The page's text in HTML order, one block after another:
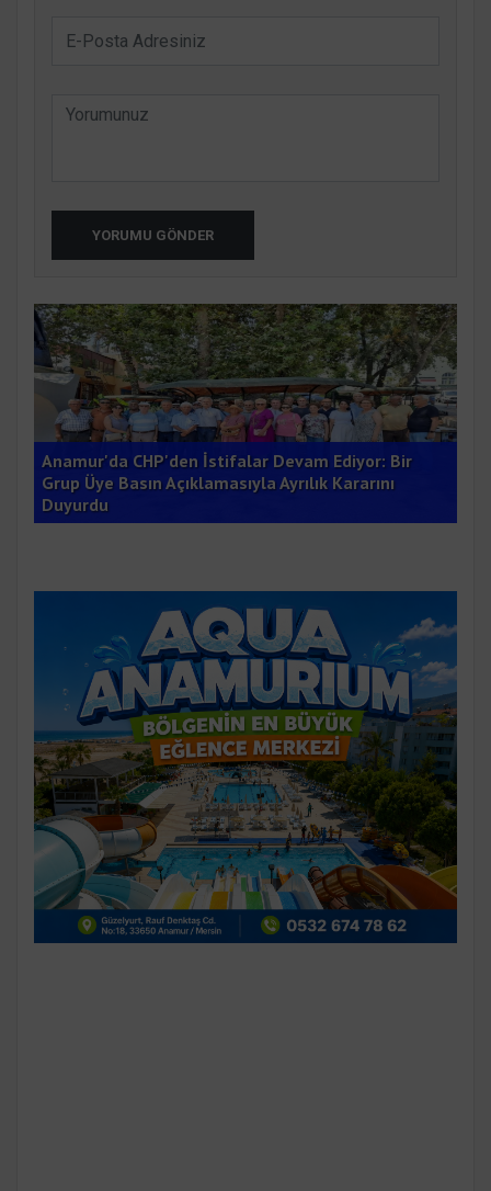
YORUMU GÖNDER
Anamur'da CHP'den İstifalar Devam Ediyor: Bir
Grup Üye Basın Açıklamasıyla Ayrılık Kararını
Duyurdu